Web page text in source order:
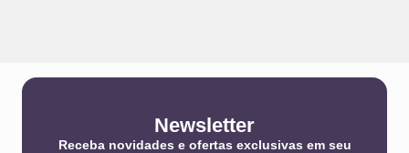
Newsletter
Receba novidades e ofertas exclusivas em seu